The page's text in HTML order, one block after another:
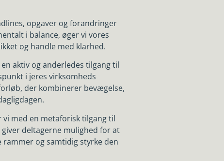
opgaver og forandringer
i balance, øger vi vores
og handle med klarhed.
aktiv og anderledes tilgang til
i jeres virksomheds
der kombinerer bevægelse,
med en metaforisk tilgang til
deltagerne mulighed for at
og samtidig styrke den